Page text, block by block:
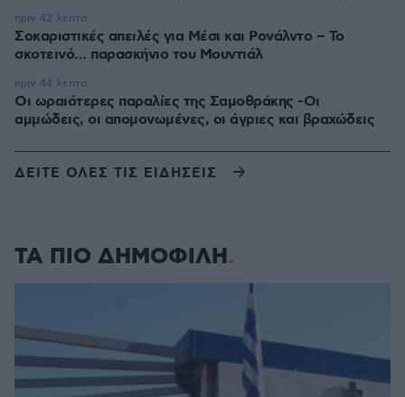
Σοκαριστικές απειλές για Μέσι και Ρονάλντο – Το
σκοτεινό… παρασκήνιο του Μουντιάλ
πριν 42 λεπτά
Οι ωραιότερες παραλίες της Σαμοθράκης -Οι
αμμώδεις, οι απομονωμένες, οι άγριες και βραχώδεις
πριν 44 λεπτά
ΔΕΙΤΕ ΟΛΕΣ ΤΙΣ ΕΙΔΗΣΕΙΣ
ΤΑ ΠΙΟ ΔΗΜΟΦΙΛΗ